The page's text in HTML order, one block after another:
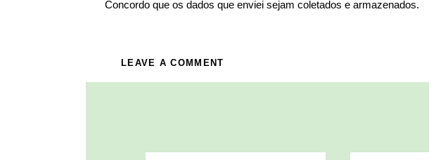
Concordo que os dados que enviei sejam coletados e armazenados.